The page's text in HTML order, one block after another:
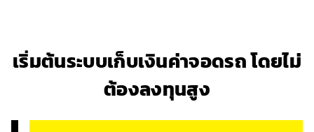
เริ่มต้นระบบเก็บเงินค่าจอดรถ โดยไม่
ต้องลงทุนสูง